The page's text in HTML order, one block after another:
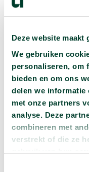
Deze website maakt
We gebruiken
personaliseren, om
bieden en om ons
delen we informatie
met onze partners
analyse. Deze
combineren met
verstrekt of die ze
📚 Meer over
Lees het boek
Radio 1-
podcastreeks.